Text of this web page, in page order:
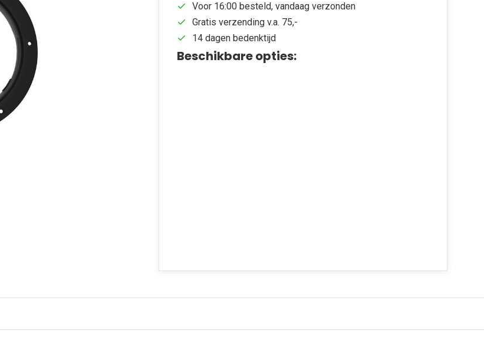
Voor 16:00 besteld, vandaag verzonden
Gratis verzending v.a. 75,-
14 dagen bedenktijd
Beschikbare opties: